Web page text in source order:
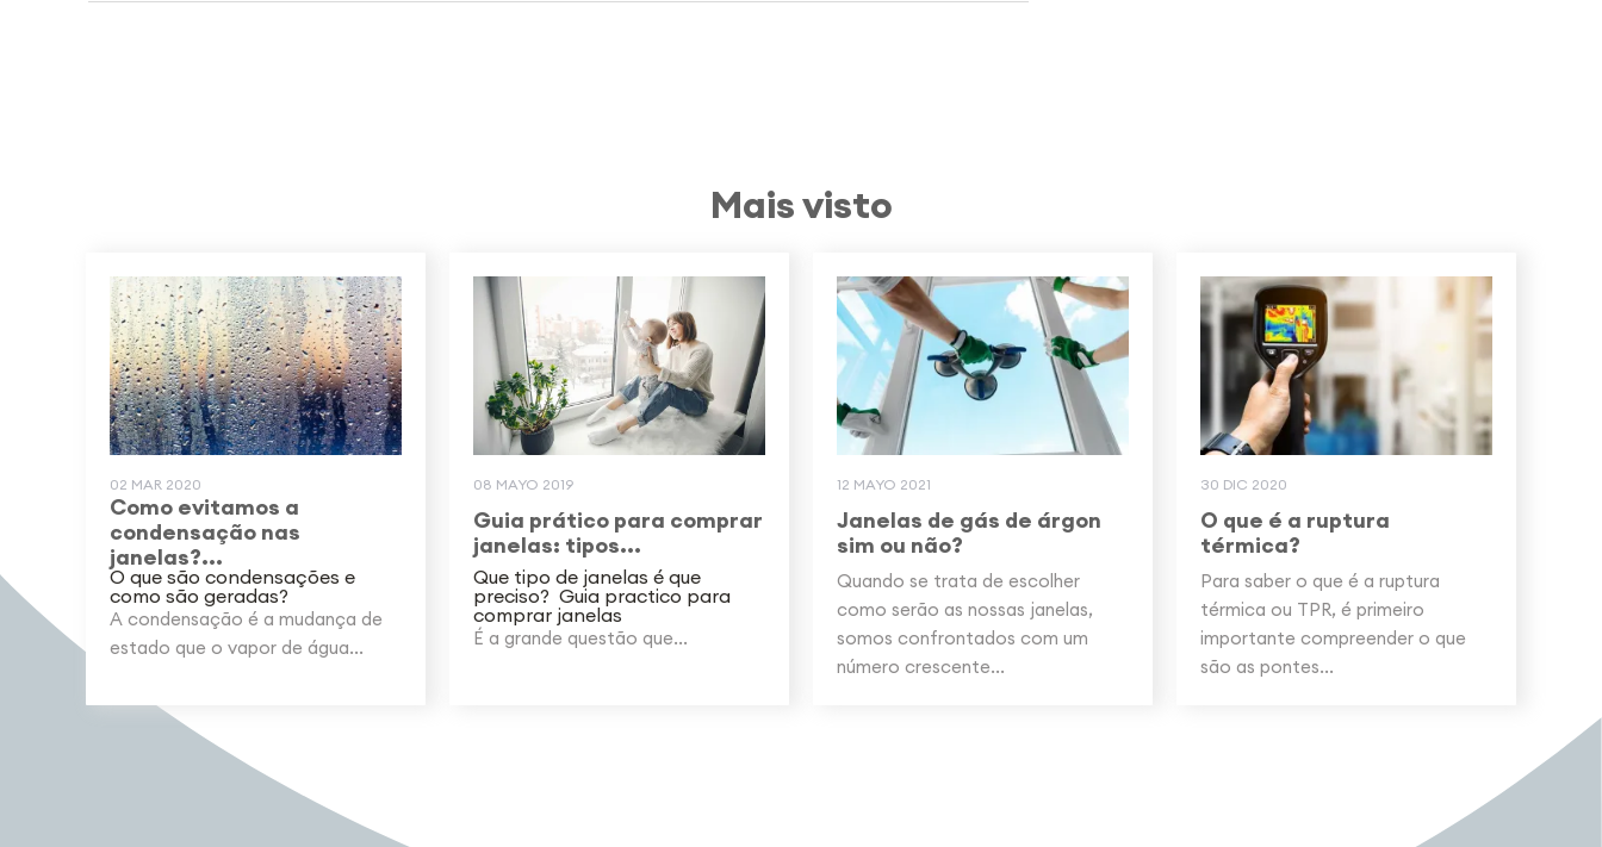
Mais visto
02 MAR 2020
Como evitamos a
condensação nas
janelas?...
O que são condensações e
como são geradas?
A condensação é a mudança de
estado que o vapor de água...
08 MAYO 2019
Guia prático para comprar
janelas: tipos...
Que tipo de janelas é que
preciso? Guia practico para
comprar janelas
É a grande questão que...
12 MAYO 2021
Janelas de gás de árgon
sim ou não?
Quando se trata de escolher
como serão as nossas janelas,
somos confrontados com um
número crescente...
30 DIC 2020
O que é a ruptura
térmica?
Para saber o que é a ruptura
térmica ou TPR, é primeiro
importante compreender o que
são as pontes...